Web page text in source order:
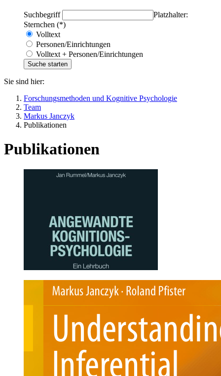
Suchbegriff
Platzhalter:
Sternchen (*)
Volltext
Personen/Einrichtungen
Volltext + Personen/Einrichtungen
Sie sind hier:
Forschungsmethoden und Kognitive Psychologie
Team
Markus Janczyk
Publikationen
Publikationen